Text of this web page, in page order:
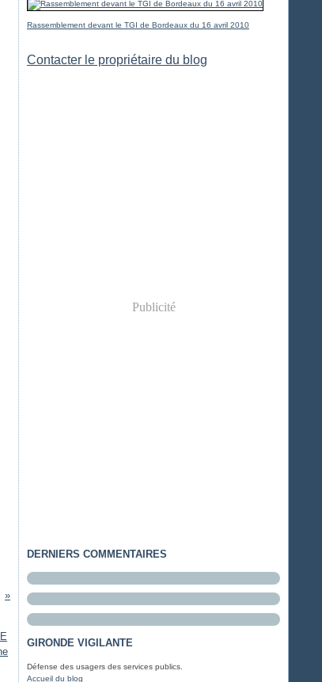
Rassemblement devant le TGI de Bordeaux du 16 avril 2010
Contacter le propriétaire du blog
Publicité
DERNIERS COMMENTAIRES
GIRONDE VIGILANTE
Défense des usagers des services publics.
Accueil du blog